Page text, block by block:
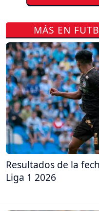
MÁS EN
Resultados de la
Liga 1 2026